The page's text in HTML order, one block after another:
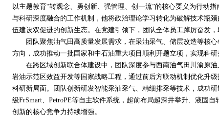
以主题教育“转观念、勇创新、强管理、创一流”的核心要义为行动
与科研深度融合的工作机制，他将政治理论学习转化为破解技术瓶
伍建设双促进的创新生态。在党建引领下，团队全体员工踔厉奋发
团队聚焦油气田高质量发展需求，在采油采气、储层改造等核心
方向，成功推动一批国家和中石油重大项目顺利开题立项，实现科
在跨区域创新联合体建设中，团队深度参与西南油气田川渝原油
岩油示范区效益开发等国家战略工程，通过前后方联动机制优化升
科研新局面。团队创新研发智能采油采气、精细排采等技术，成功
级FrSmart、 PetroPE等自主软件系统，超前布局超深井举升、液固
创新的核心竞争力持续增强。